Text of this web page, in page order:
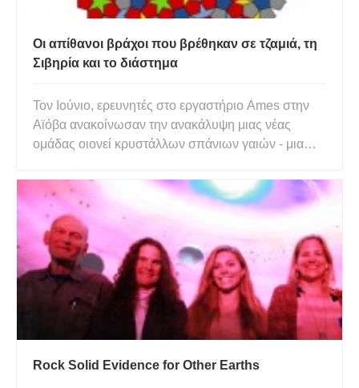
Οι απίθανοι βράχοι που βρέθηκαν σε τζαμιά, τη
Σιβηρία και το διάστημα
Τον Ιούνιο, ερευνητές στο εργαστήριο Ames στην
Αϊόβα ανακοίνωσαν την ανακάλυψη μιας νέας
ομάδας οιονεί κρυστάλλων σπάνιων γαιών - μια
η ατομική δομή μπορεί να υπερηφανεύεται για
κανονικά μοτίβα που δεν επαναλαμβάνονται ποτέ.
Μοιάζουν με τα περίπλοκα ψηφι
Rock Solid Evidence for Other Earths